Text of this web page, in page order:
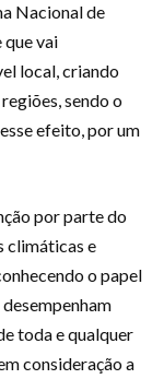
Nacional de
vai
local, criando
sendo o
efeito, por um
por parte do
climáticas e
o papel
toda e qualquer
consideração a